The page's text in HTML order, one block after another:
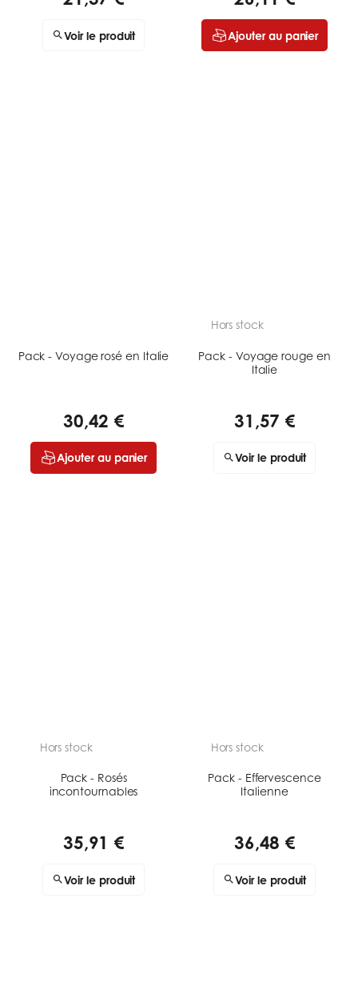
Voir le produit Ajouter au panier
Pack - Voyage rosé en Italie
30,42 €
Ajouter au panier
Hors stock
Pack - Voyage rouge en
Italie
31,57 €
Voir le produit
Hors stock
Pack - Rosés
incontournables
35,91 €
Voir le produit
Hors stock
Pack - Effervescence
Italienne
36,48 €
Voir le produit